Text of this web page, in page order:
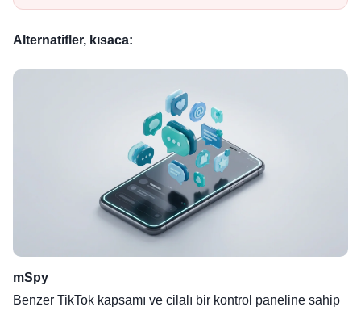
Alternatifler, kısaca:
mSpy
Benzer TikTok kapsamı ve cilalı bir kontrol paneline sahip